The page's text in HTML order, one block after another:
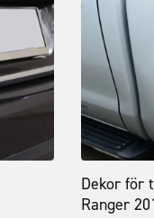
Dekor för
Ranger